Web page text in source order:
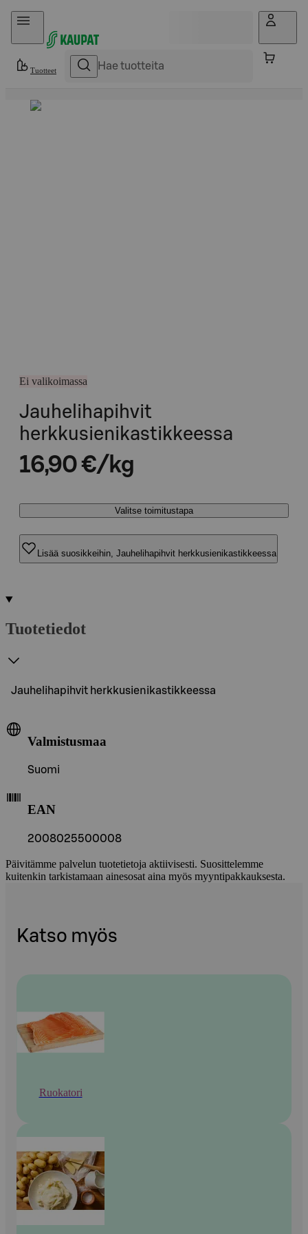
Hyppää sisältöön
Tuotteet
Ei valikoimassa
Jauhelihapihvit
herkkusienikastikkeessa
16,90 €/kg
Valitse toimitustapa
Lisää suosikkeihin, Jauhelihapihvit herkkusienikastikkeessa
Tuotetiedot
Jauhelihapihvit herkkusienikastikkeessa
Valmistusmaa
Suomi
EAN
2008025500008
Päivitämme palvelun tuotetietoja aktiivisesti. Suosittelemme
kuitenkin tarkistamaan ainesosat aina myös myyntipakkauksesta.
Katso myös
Ruokatori